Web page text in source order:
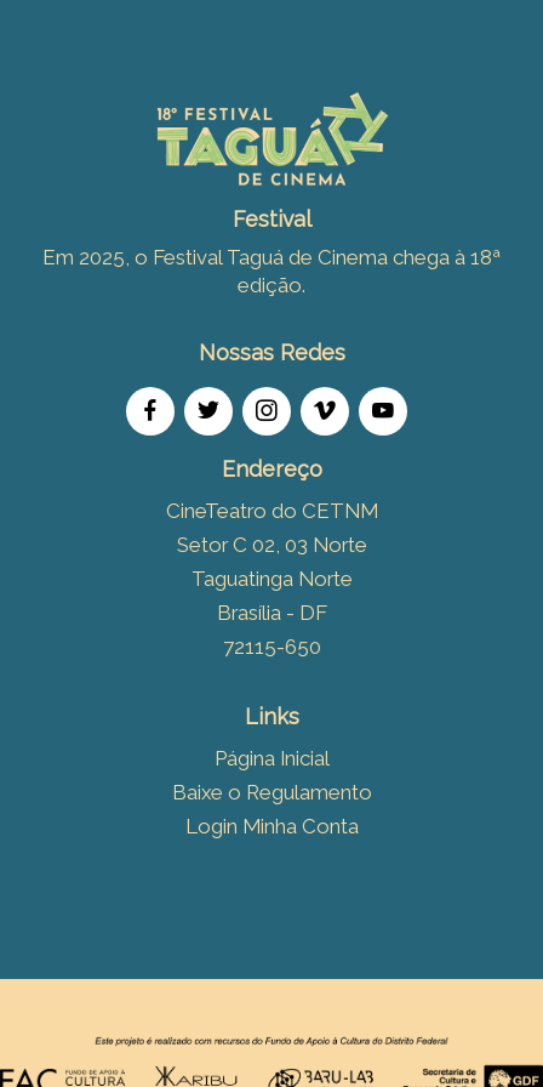
Festival
Em 2025, o Festival Taguá de Cinema chega à 18ª
edição.
Nossas Redes
Endereço
CineTeatro do CETNM
Setor C 02, 03 Norte
Taguatinga Norte
Brasília - DF
72115-650
Links
Página Inicial
Baixe o Regulamento
Login Minha Conta